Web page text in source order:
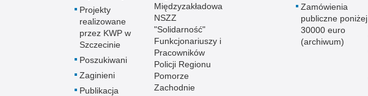
Projekty
realizowane
przez KWP w
Szczecinie
Poszukiwani
Zaginieni
Publikacja
Międzyzakładowa
NSZZ
"Solidarność"
Funkcjonariuszy i
Pracowników
Policji Regionu
Pomorze
Zachodnie
Zamówienia
publiczne poniżej
30000 euro
(archiwum)